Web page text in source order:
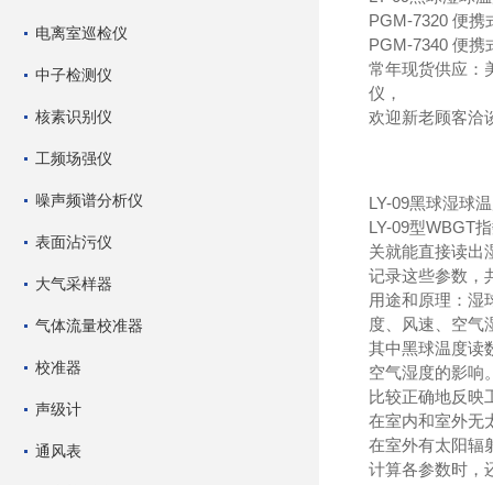
电离室巡检仪
中子检测仪
核素识别仪
工频场强仪
噪声频谱分析仪
表面沾污仪
大气采样器
气体流量校准器
校准器
声级计
通风表
PGM-7320 便携
PGM-7340 便携
常年现货供应：
仪，
欢迎新老顾客洽
LY-09黑球湿球
LY-09型WBGT
关就能直接读出
记录这些参数，
用途和原理：湿
度、风速、空气
其中黑球温度读
空气湿度的影响
比较正确地反映
在室内和室外无
在室外有太阳辐
计算各参数时，